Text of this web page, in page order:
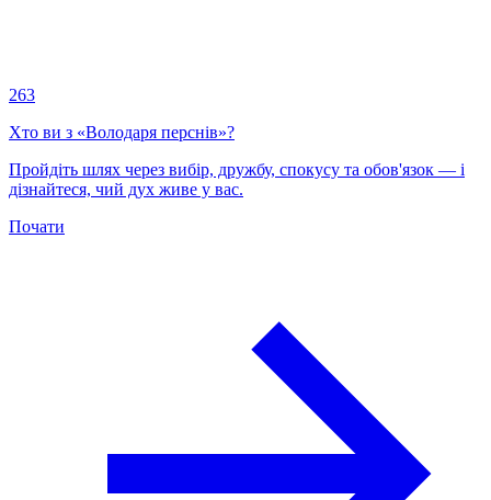
263
Хто ви з «Володаря перснів»?
Пройдіть шлях через вибір, дружбу, спокусу та обов'язок — і
дізнайтеся, чий дух живе у вас.
Почати